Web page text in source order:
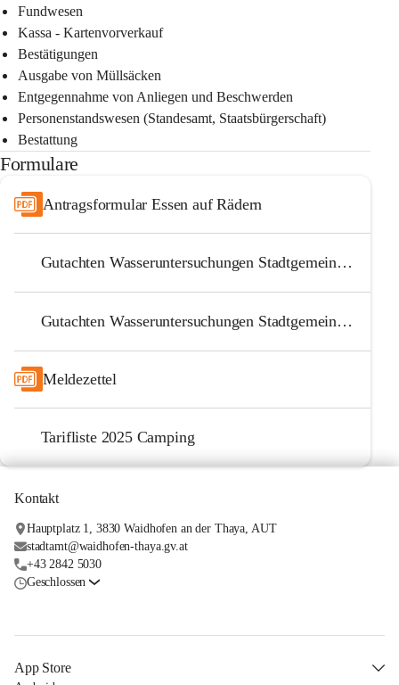
Fundwesen
Kassa - Kartenvorverkauf
Bestätigungen
Ausgabe von Müllsäcken
Entgegennahme von Anliegen und Beschwerden
Personenstandswesen (Standesamt, Staatsbürgerschaft)
Bestattung
Formulare
Antragsformular Essen auf Rädern
Gutachten Wasseruntersuchungen Stadtgemeinde Waidhofen Thaya 2023
Gutachten Wasseruntersuchungen Stadtgemeinde Waidhofen Thaya Stand Mai 2024
Meldezettel
Tarifliste 2025 Camping
Kontakt
Hauptplatz 1, 3830 Waidhofen an der Thaya, AUT
stadtamt@waidhofen-thaya.gv.at
+43 2842 5030
Geschlossen
App Store